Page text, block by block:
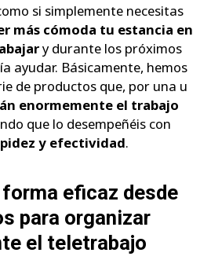
si simplemente necesitas
más cómoda tu estancia en
y durante los próximos
ayudar. Básicamente, hemos
de productos que, por una u
enormemente el trabajo
que lo desempeñéis con
y efectividad.
eficaz desde
para organizar
el teletrabajo